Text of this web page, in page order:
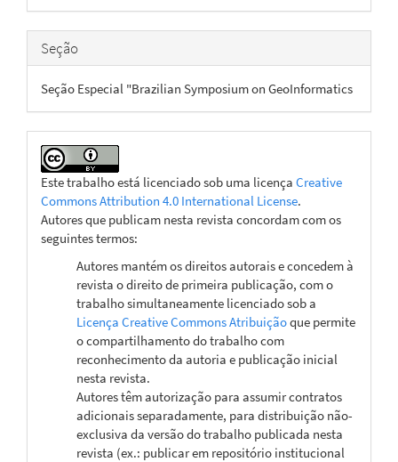
Seção
Seção Especial "Brazilian Symposium on GeoInformatics
Este trabalho está licenciado sob uma licença Creative
Commons Attribution 4.0 International License.
Autores que publicam nesta revista concordam com os
seguintes termos:
Autores mantém os direitos autorais e concedem à
revista o direito de primeira publicação, com o
trabalho simultaneamente licenciado sob a
Licença Creative Commons Atribuiçãoque permite
o compartilhamento do trabalho com
reconhecimento da autoria e publicação inicial
nesta revista.
Autores têm autorização para assumir contratos
adicionais separadamente, para distribuição não-
exclusiva da versão do trabalho publicada nesta
revista (ex.: publicar em repositório institucional